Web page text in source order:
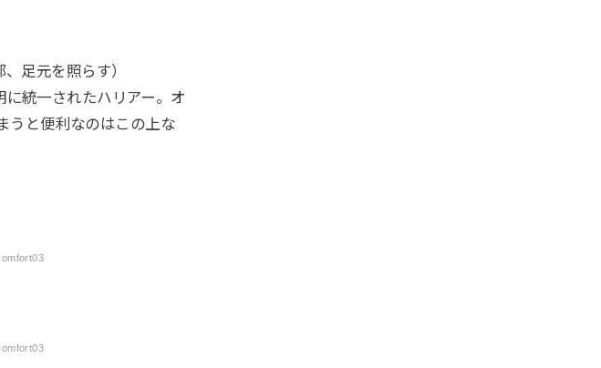
足元を照らす）
統一されたハリアー。オ
うと便利なのはこの上な